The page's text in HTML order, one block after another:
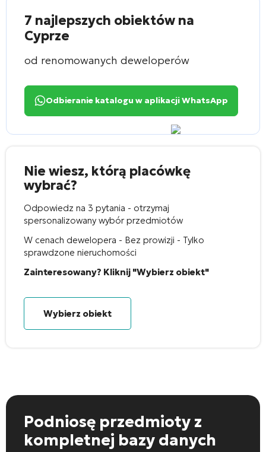
7 najlepszych obiektów na
Cyprze
od renomowanych deweloperów
Odbieranie katalogu w aplikacji WhatsApp
Nie wiesz, którą placówkę
wybrać?
Odpowiedz na 3 pytania - otrzymaj
spersonalizowany wybór przedmiotów
W cenach dewelopera - Bez prowizji - Tylko
sprawdzone nieruchomości
Zainteresowany? Kliknij "Wybierz obiekt"
Wybierz obiekt
Podniosę przedmioty z
kompletnej bazy danych